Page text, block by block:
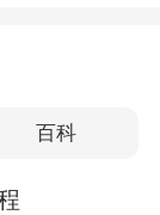
百科